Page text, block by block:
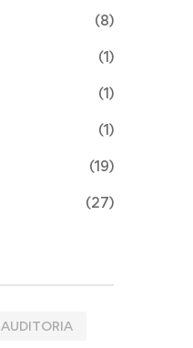
(8)
(1)
(1)
(1)
(19)
(27)
AUDITORIA